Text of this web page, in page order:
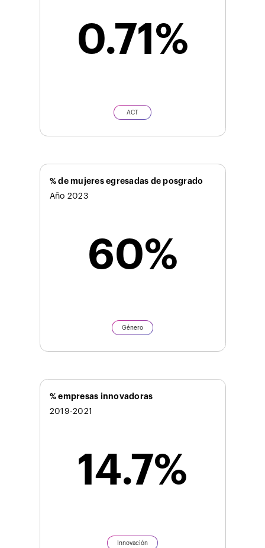
0.71%
ACT
% de mujeres egresadas de posgrado
Año 2023
60%
Género
% empresas innovadoras
2019-2021
14.7%
Innovación